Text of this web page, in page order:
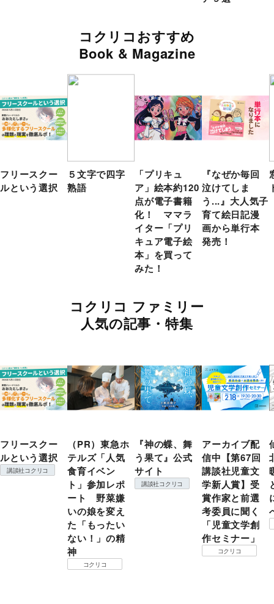
コクリコおすすめ
Book & Magazine
フリースクー
ルという選択
５文字で四字
熟語
「プリキュ
ア」絵本約120
点が電子書籍
化！ ママラ
イター「プリ
キュア電子絵
本」を買って
みた！
『なぜか毎回
泣けてしま
う...』大人気子
育て絵日記漫
画から単行本
発売！
コクリコ ファミリー
人気の記事・特集
フリースクー
ルという選択
講談社コクリコ
（PR）東急ホ
テルズ「人気
食育イベン
ト」参加レポ
ート 野菜嫌
いの娘を変え
た「もったい
ない！」の精
神
コクリコ
『神の蝶、舞
う果て』公式
サイト
講談社コクリコ
アーカイブ配
信中【第67回
講談社児童文
学新人賞】受
賞作家と前選
考委員に聞く
「児童文学創
作セミナー」
コクリコ